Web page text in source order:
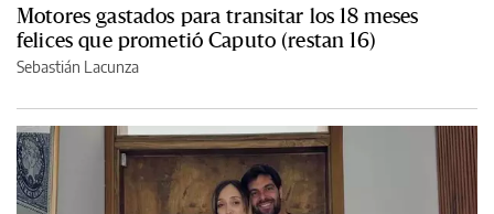
Motores gastados para transitar los 18 meses
felices que prometió Caputo (restan 16)
Sebastián Lacunza